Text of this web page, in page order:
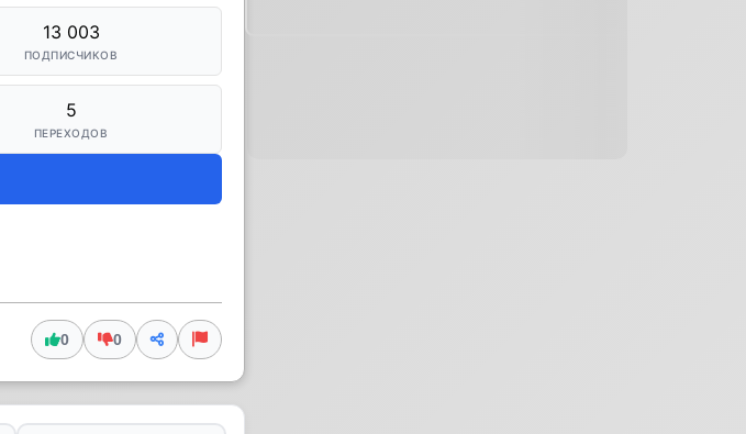
13 003
ПОДПИСЧИКОВ
5
ПЕРЕХОДОВ
0 0